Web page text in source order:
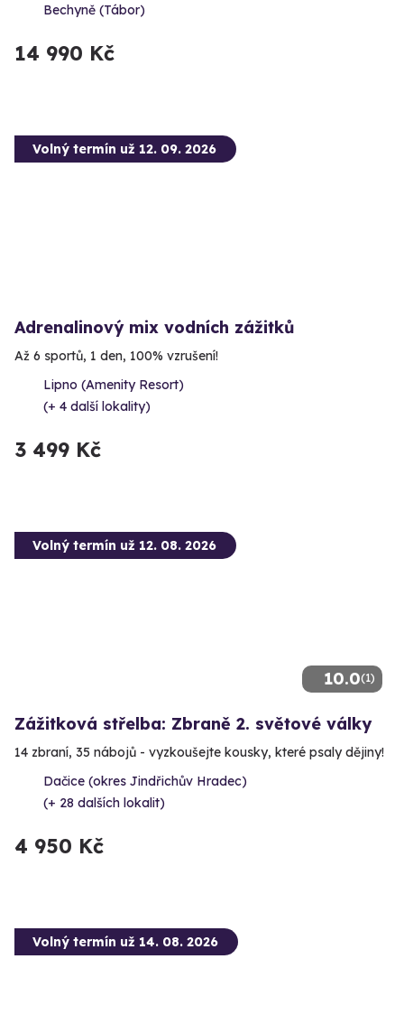
Bechyně (Tábor)
14 990 Kč
Volný termín už 12. 09. 2026
Adrenalinový mix vodních zážitků
Až 6 sportů, 1 den, 100% vzrušení!
Lipno (Amenity Resort)
(+ 4 další lokality)
3 499 Kč
10.0(1)
Volný termín už 12. 08. 2026
Zážitková střelba: Zbraně 2. světové války
14 zbraní, 35 nábojů - vyzkoušejte kousky, které psaly dějiny!
Dačice (okres Jindřichův Hradec)
(+ 28 dalších lokalit)
4 950 Kč
Volný termín už 14. 08. 2026